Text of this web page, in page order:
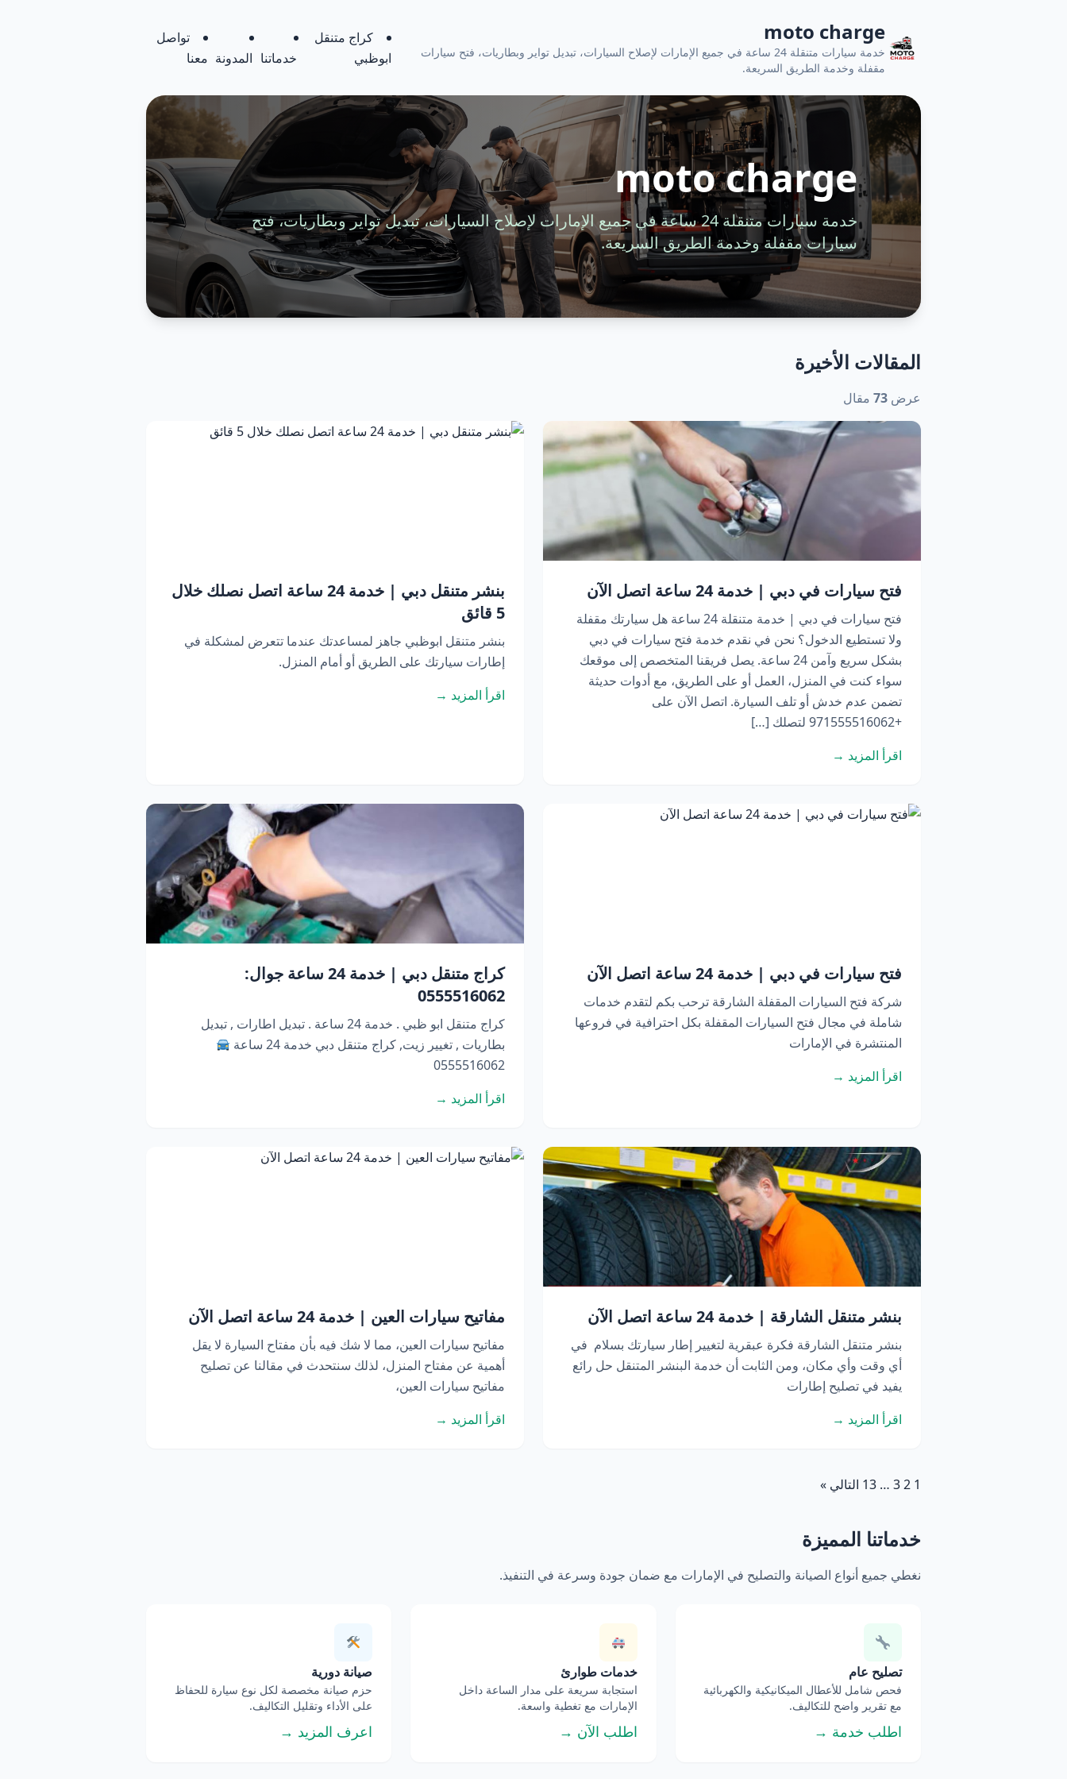
moto charge
خدمة سيارات متنقلة 24 ساعة في جميع الإمارات لإصلاح السيارات، تبديل تواير وبطاريات، فتح سيارات
مقفلة وخدمة الطريق السريعة.
كراج متنقل
ابوظبي
خدماتنا المدونة
تواصل
معنا
moto charge
خدمة سيارات متنقلة 24 ساعة في جميع الإمارات لإصلاح السيارات، تبديل تواير وبطاريات، فتح
سيارات مقفلة وخدمة الطريق السريعة.
المقالات الأخيرة
عرض 73 مقال
فتح سيارات في دبي | خدمة 24 ساعة اتصل الآن
فتح سيارات في دبي | خدمة متنقلة 24 ساعة هل سيارتك مقفلة
ولا تستطيع الدخول؟ نحن في نقدم خدمة فتح سيارات في دبي
بشكل سريع وآمن 24 ساعة. يصل فريقنا المتخصص إلى موقعك
سواء كنت في المنزل، العمل أو على الطريق، مع أدوات حديثة
تضمن عدم خدش أو تلف السيارة. اتصل الآن على
+971555516062 لتصلك […]
اقرأ المزيد →
بنشر متنقل دبي | خدمة 24 ساعة اتصل نصلك خلال
5 قائق
بنشر متنقل ابوظبي جاهز لمساعدتك عندما تتعرض لمشكلة في
إطارات سيارتك على الطريق أو أمام المنزل.
اقرأ المزيد →
فتح سيارات في دبي | خدمة 24 ساعة اتصل الآن
شركة فتح السيارات المقفلة الشارقة ترحب بكم لتقدم خدمات
شاملة في مجال فتح السيارات المقفلة بكل احترافية في فروعها
المنتشرة في الإمارات
اقرأ المزيد →
كراج متنقل دبي | خدمة 24 ساعة جوال:
0555516062
كراج متنقل ابو ظبي . خدمة 24 ساعة . تبديل اطارات , تبديل
بطاريات , تغيير زيت, كراج متنقل دبي خدمة 24 ساعة
0555516062
اقرأ المزيد →
بنشر متنقل الشارقة | خدمة 24 ساعة اتصل الآن
بنشر متنقل الشارقة فكرة عبقرية لتغيير إطار سيارتك بسلام في
أي وقت وأي مكان، ومن الثابت أن خدمة البنشر المتنقل حل رائع
يفيد في تصليح إطارات
اقرأ المزيد →
مفاتيح سيارات العين | خدمة 24 ساعة اتصل الآن
مفاتيح سيارات العين، مما لا شك فيه بأن مفتاح السيارة لا يقل
أهمية عن مفتاح المنزل، لذلك سنتحدث في مقالنا عن تصليح
مفاتيح سيارات العين،
اقرأ المزيد →
1
2
3
…
13 التالي »
خدماتنا المميزة
نغطي جميع أنواع الصيانة والتصليح في الإمارات مع ضمان جودة وسرعة في التنفيذ.
تصليح عام
فحص شامل للأعطال الميكانيكية والكهربائية
مع تقرير واضح للتكاليف.
اطلب خدمة →
خدمات طوارئ
استجابة سريعة على مدار الساعة داخل
الإمارات مع تغطية واسعة.
اطلب الآن →
صيانة دورية
حزم صيانة مخصصة لكل نوع سيارة للحفاظ
على الأداء وتقليل التكاليف.
اعرف المزيد →